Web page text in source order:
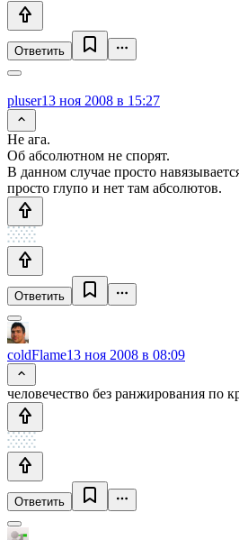
Ответить
pluser13 ноя 2008 в 15:27
Не ага.
Об абсолютном не спорят.
В данном случае просто
просто глупо и нет там абсолютов.
Ответить
coldFlame13 ноя 2008 в 08:09
человечество без ранжирования по
Ответить